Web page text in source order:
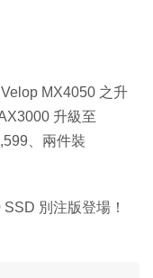
MX4050 之升
升級至
、兩件裝
別注版登場！